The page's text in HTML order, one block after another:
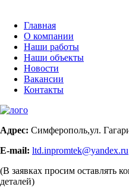
Главная
О компании
Наши работы
Наши объекты
Новости
Вакансии
Контакты
Адрес: Симферополь,ул.
E-mail: ltd.inpromtek@yandex.ru
(В заявках просим оставлять
деталей)